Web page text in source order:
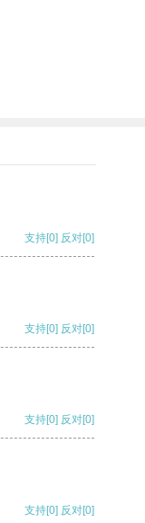
支持[0] 反对[0]
支持[0] 反对[0]
支持[0] 反对[0]
支持[0] 反对[0]